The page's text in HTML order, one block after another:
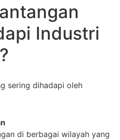
Industri
sering dihadapi oleh
di berbagai wilayah yang